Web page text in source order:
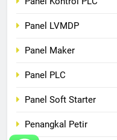
Panel LVMDP
Panel Maker
Panel PLC
Panel Soft Starter
Penangkal Petir